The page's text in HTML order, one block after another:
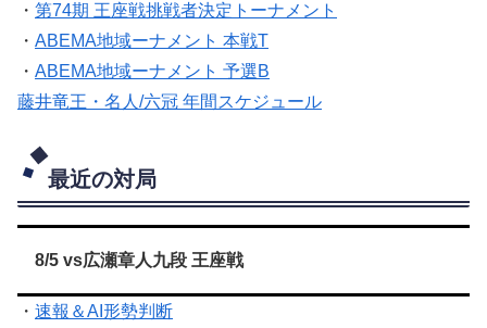
・ 第74期 王座戦挑戦者決定トーナメント
・ ABEMA地域ーナメント 本戦T
・ ABEMA地域ーナメント 予選B
藤井竜王・名人/六冠 年間スケジュール
最近の対局
8/5 vs広瀬章人九段 王座戦
・ 速報＆AI形勢判断